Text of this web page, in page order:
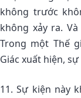
không trước
không xảy ra.
Trong một Thế
Giác xuất hiện,
11. Sự kiện này